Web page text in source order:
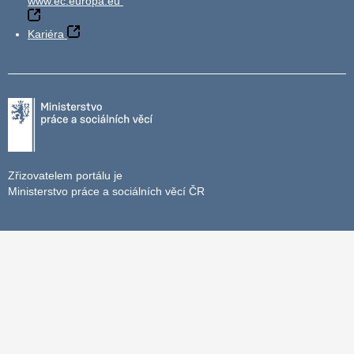
Kariéra
Zřizovatelem portálu je
Ministerstvo práce a sociálních věcí ČR